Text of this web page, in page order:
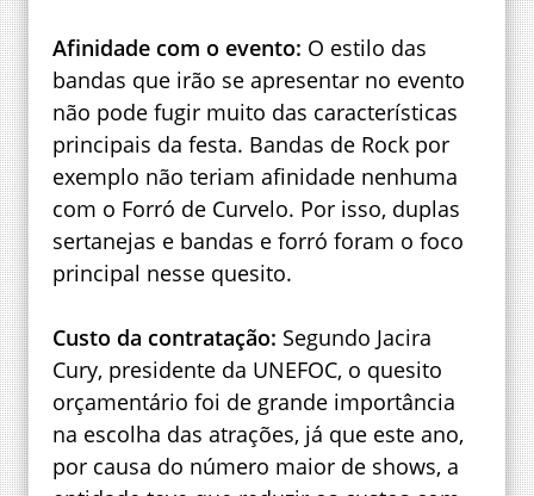
Afinidade com o evento: O estilo das
bandas que irão se apresentar no evento
não pode fugir muito das características
principais da festa. Bandas de Rock por
exemplo não teriam afinidade nenhuma
com o Forró de Curvelo. Por isso, duplas
sertanejas e bandas e forró foram o foco
principal nesse quesito.
Custo da contratação: Segundo Jacira
Cury, presidente da UNEFOC, o quesito
orçamentário foi de grande importância
na escolha das atrações, já que este ano,
por causa do número maior de shows, a